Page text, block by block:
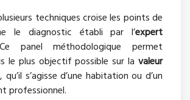
techniques croise les points de
le diagnostic établi par l’expert
panel méthodologique permet
le plus objectif possible sur la valeur
, qu’il s’agisse d’une habitation ou d’un
professionnel.